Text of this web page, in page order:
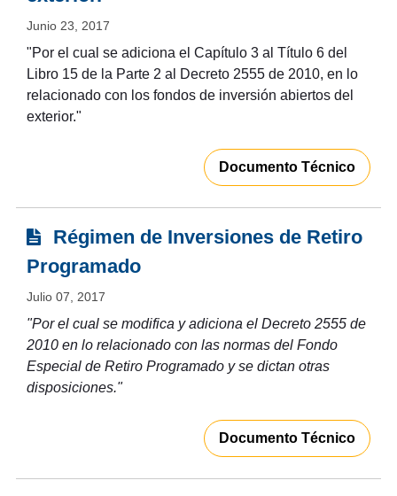
Junio 23, 2017
"Por el cual se adiciona el Capítulo 3 al Título 6 del
Libro 15 de la Parte 2 al Decreto 2555 de 2010, en lo
relacionado con los fondos de inversión abiertos del
exterior."
Documento Técnico
Régimen de Inversiones de Retiro
Programado
Julio 07, 2017
"Por el cual se modifica y adiciona el Decreto 2555 de
2010 en lo relacionado con las normas del Fondo
Especial de Retiro Programado y se dictan otras
disposiciones."
Documento Técnico